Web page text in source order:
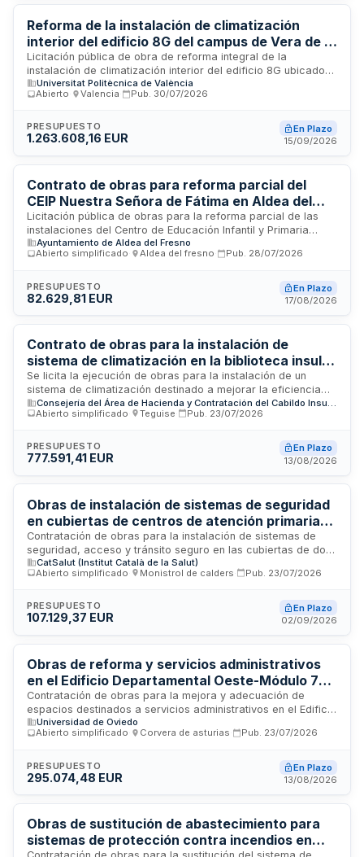
recuperadores de calor, manteniendo la potencia frigorífica
existente de 710 kW. La ejecución se realizará minimizando
la afección al funcionamiento normal del edificio.
Reforma de la instalación de climatización
interior del edificio 8G del campus de Vera de la
Universitat Politècnica de València
Licitación pública de obra de reforma integral de la
instalación de climatización interior del edificio 8G ubicado
en el campus de Vera de la Universitat Politècnica de
València en Valencia. La Universitat Politècnica de València a
modernización y mejora de los sistemas de climatización y
ventilación del edificio. El importe de la obra asciende a
reforma de sistemas mecánicos en edificios de uso
educativo e institucional.
Universitat Politècnica de València
Abierto
Valencia Pub. 30/07/2026
PRESUPUESTO
1.263.608,16 EUR
En Plazo
15/09/2026
Contrato de obras para reforma parcial del
CEIP Nuestra Señora de Fátima en Aldea del
Fresno
Licitación pública de obras para la reforma parcial de las
instalaciones del Centro de Educación Infantil y Primaria
Nuestra Señora de Fátima ubicado en Aldea del Fresno. El
contrato incluye todas las actuaciones necesarias para
de seguridad y salud y gestión de residuos de construcción y
demolición requeridos por normativa. Se trata de una obra
de futuras ampliaciones.
Ayuntamiento de Aldea del Fresno
Abierto simplificado
Aldea del fresno Pub. 28/07/2026
PRESUPUESTO
82.629,81 EUR
En Plazo
17/08/2026
Contrato de obras para la instalación de
sistema de climatización en la biblioteca insular
de Lanzarote
Se licita la ejecución de obras para la instalación de un
sistema de climatización destinado a mejorar la eficiencia
energética de la biblioteca insular ubicada en Lanzarote. El
contrato incluye el suministro, instalación y puesta en
las labores complementarias necesarias para la correcta
ejecución del proyecto. La entidad contratante es
trabajos, conforme a la normativa de contratación pública
aplicable.
Abierto simplificado
Teguise Pub. 23/07/2026
PRESUPUESTO
777.591,41 EUR
En Plazo
13/08/2026
Obras de instalación de sistemas de seguridad
en cubiertas de centros de atención primaria
de Barcelona y Vallès
Contratación de obras para la instalación de sistemas de
seguridad, acceso y tránsito seguro en las cubiertas de dos
lotes de centros de atención primaria ubicados en las
gerencias de Barcelonès Nord, Maresme, Vallès Occidental
protección y seguridad en cubiertas de instalaciones
sanitarias de atención primaria y comunitaria.
CatSalut (Institut Català de la Salut)
Abierto simplificado
Monistrol de calders Pub. 23/07/2026
PRESUPUESTO
107.129,37 EUR
En Plazo
02/09/2026
Obras de reforma y servicios administrativos
en el Edificio Departamental Oeste-Módulo 7
del Campus de Viesques de la Universidad de
Oviedo
Contratación de obras para la mejora y adecuación de
espacios destinados a servicios administrativos en el Edificio
Departamental Oeste-Módulo 7 ubicado en el Campus de
Viesques de la Universidad de Oviedo. El proyecto incluye
especificaciones técnicas definidas en el pliego de
prescripciones técnicas y proyecto de obras. La ejecución
sector público y la legislación aplicable a obras de
edificación.
Universidad de Oviedo
Abierto simplificado
Corvera de asturias Pub. 23/07/2026
PRESUPUESTO
295.074,48 EUR
En Plazo
13/08/2026
Obras de sustitución de abastecimiento para
sistemas de protección contra incendios en